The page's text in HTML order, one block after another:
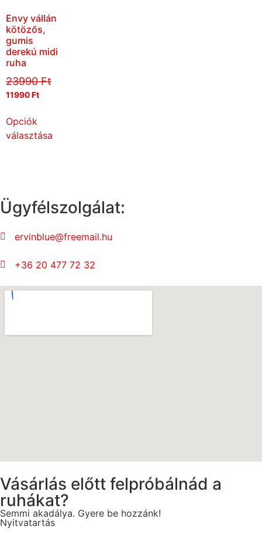
Envy vállán
kötözős,
gumis
derekú midi
ruha
23990Ft
11990Ft
Opciók
választása
Ügyfélszolgálat:
ervinblue@freemail.hu
+36 20 477 72 32
Vásárlás előtt felpróbálnád a
ruhákat?
Semmi akadálya. Gyere be hozzánk!
Nyitvatartás